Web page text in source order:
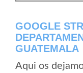
GOOGLE
GUATEMALA
Aqui os